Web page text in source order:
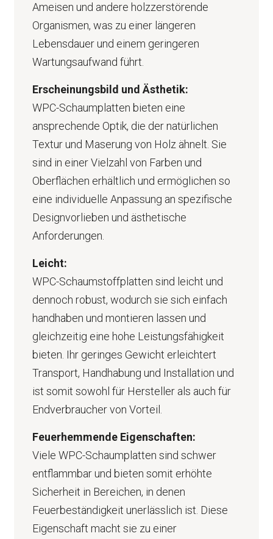
Ameisen und andere holzzerstörende
Organismen, was zu einer längeren
Lebensdauer und einem geringeren
Wartungsaufwand führt.
Erscheinungsbild und Ästhetik:
WPC-Schaumplatten bieten eine
ansprechende Optik, die der natürlichen
Textur und Maserung von Holz ähnelt. Sie
sind in einer Vielzahl von Farben und
Oberflächen erhältlich und ermöglichen so
eine individuelle Anpassung an spezifische
Designvorlieben und ästhetische
Anforderungen.
Leicht:
WPC-Schaumstoffplatten sind leicht und
dennoch robust, wodurch sie sich einfach
handhaben und montieren lassen und
gleichzeitig eine hohe Leistungsfähigkeit
bieten. Ihr geringes Gewicht erleichtert
Transport, Handhabung und Installation und
ist somit sowohl für Hersteller als auch für
Endverbraucher von Vorteil.
Feuerhemmende Eigenschaften:
Viele WPC-Schaumplatten sind schwer
entflammbar und bieten somit erhöhte
Sicherheit in Bereichen, in denen
Feuerbeständigkeit unerlässlich ist. Diese
Eigenschaft macht sie zu einer